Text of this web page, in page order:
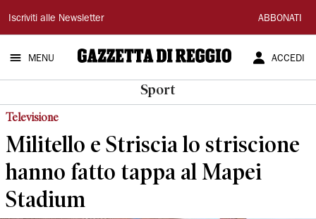
Gazzetta
di
Reggio
Iscriviti alle Newsletter ABBONATI
MENU ACCEDI
Sport
Televisione
Militello e Striscia lo striscione
hanno fatto tappa al Mapei
Stadium